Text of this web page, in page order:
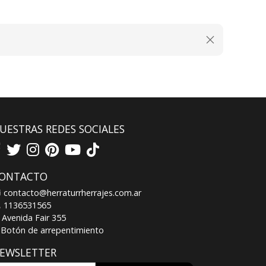
REDES SOCIALES
contacto@herraturrherrajes.com.ar
1136531565
Avenida Fair 355
Botón de arrepentimiento